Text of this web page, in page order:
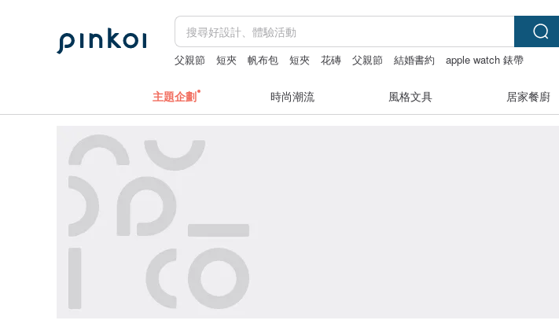
父親節 短夾 帆布包 短夾 花磚 父親節 結婚書約 apple watch 錶帶
主題企劃 時尚潮流 風格文具 居家餐廚